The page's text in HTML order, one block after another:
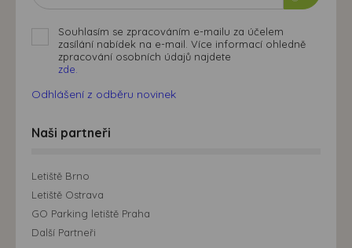
Souhlasím se zpracováním e-mailu za účelem
zasílání nabídek na e-mail. Více informací ohledně
zpracování osobních údajů najdete
zde.
Odhlášení z odběru novinek
Naši partneři
Letiště Brno
Letiště Ostrava
GO Parking letiště Praha
Další Partneři